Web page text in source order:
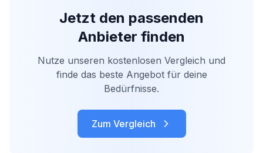
Jetzt den passenden
Anbieter finden
Nutze unseren kostenlosen Vergleich und
finde das beste Angebot für deine
Bedürfnisse.
Zum Vergleich